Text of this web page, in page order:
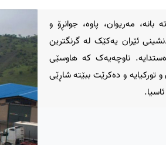
مەریوان، پاوە، جوانڕۆ و
ئێران یەکێک لە گرنگترین
ناوچەیەک کە هاوسێی
و دەکرێت ببێتە شاڕێی